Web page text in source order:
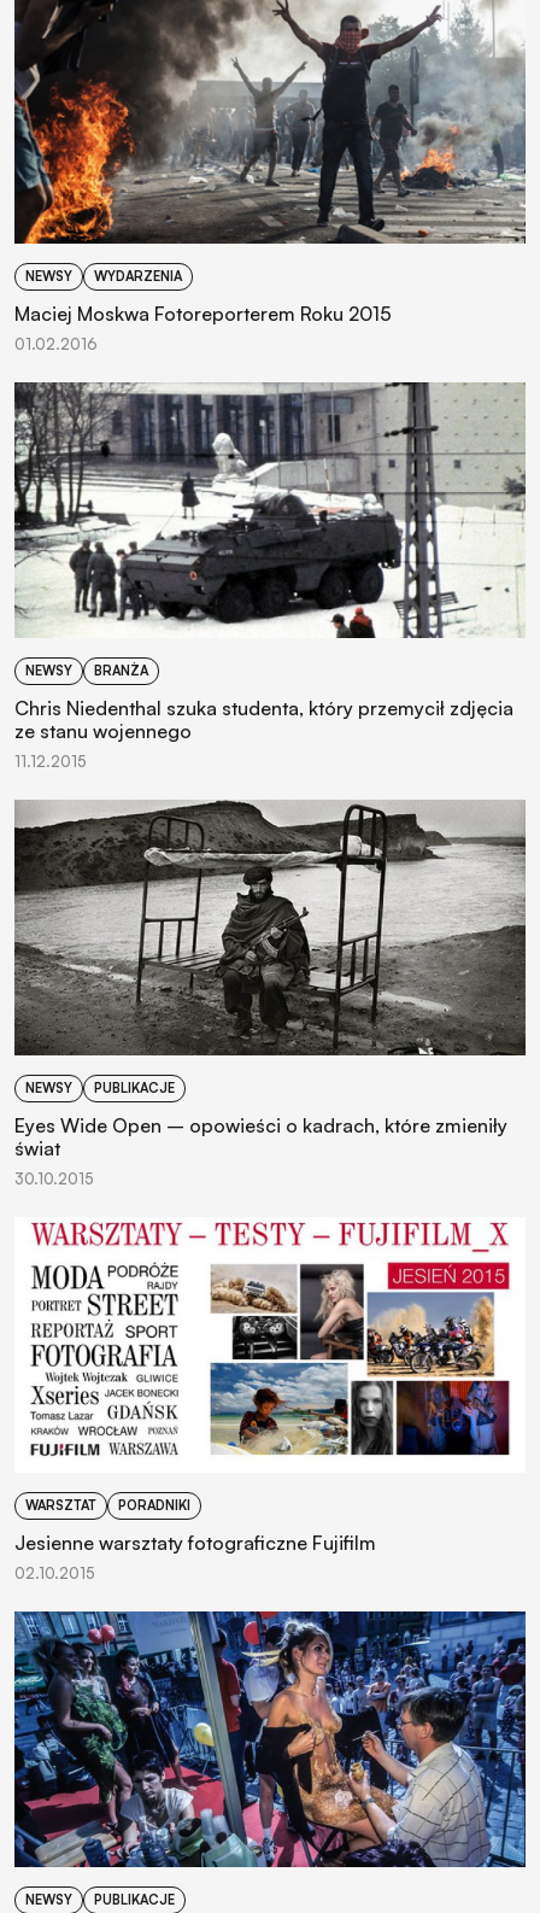
NEWSY WYDARZENIA
Maciej Moskwa Fotoreporterem Roku 2015
01.02.2016
NEWSY BRANŻA
Chris Niedenthal szuka studenta, który przemycił zdjęcia
ze stanu wojennego
11.12.2015
NEWSY PUBLIKACJE
Eyes Wide Open – opowieści o kadrach, które zmieniły
świat
30.10.2015
WARSZTAT PORADNIKI
Jesienne warsztaty fotograficzne Fujifilm
02.10.2015
NEWSY PUBLIKACJE